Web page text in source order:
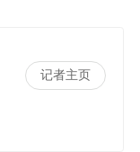
记者主页